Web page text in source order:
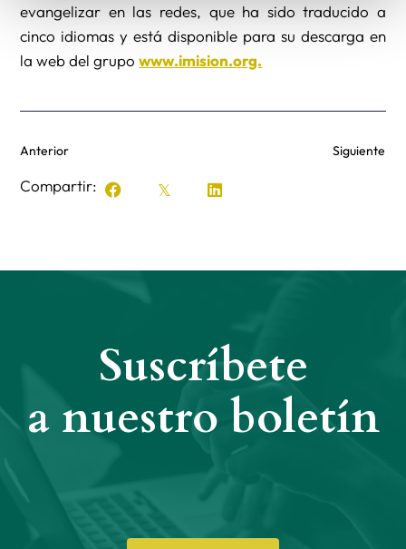
evangelizar en las redes, que ha sido traducido a
cinco idiomas y está disponible para su descarga en
la web del grupowww.imision.org.
Anterior Siguiente
Compartir:
Suscríbete
a nuestro boletín